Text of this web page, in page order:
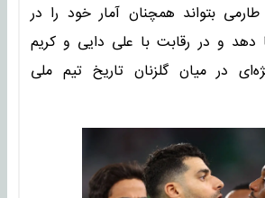
بتواند همچنان آمار خود را در
دهد و در رقابت با علی دایی و کریم
در میان گلزنان تاریخ تیم ملی